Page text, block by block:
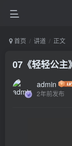
首页 讲道 正文
07《轻轻公主
admin
2年前发布